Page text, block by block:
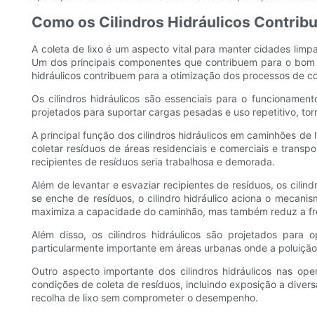
Como os Cilindros Hidráulicos
A coleta de lixo é um aspecto vital para manter cidades
Um dos principais componentes que contribuem para o
hidráulicos contribuem para a otimização dos processos de
Os cilindros hidráulicos são essenciais para o
projetados para suportar cargas pesadas e uso repetitivo,
A principal função dos cilindros hidráulicos em caminhões
coletar resíduos de áreas residenciais e comerciais e
recipientes de resíduos seria trabalhosa e demorada.
Além de levantar e esvaziar recipientes de resíduos, os
se enche de resíduos, o cilindro hidráulico aciona o
maximiza a capacidade do caminhão, mas também reduz a
Além disso, os cilindros hidráulicos são projetados para
particularmente importante em áreas urbanas onde a
Outro aspecto importante dos cilindros hidráulicos nas
condições de coleta de resíduos, incluindo exposição a
recolha de lixo sem comprometer o desempenho.